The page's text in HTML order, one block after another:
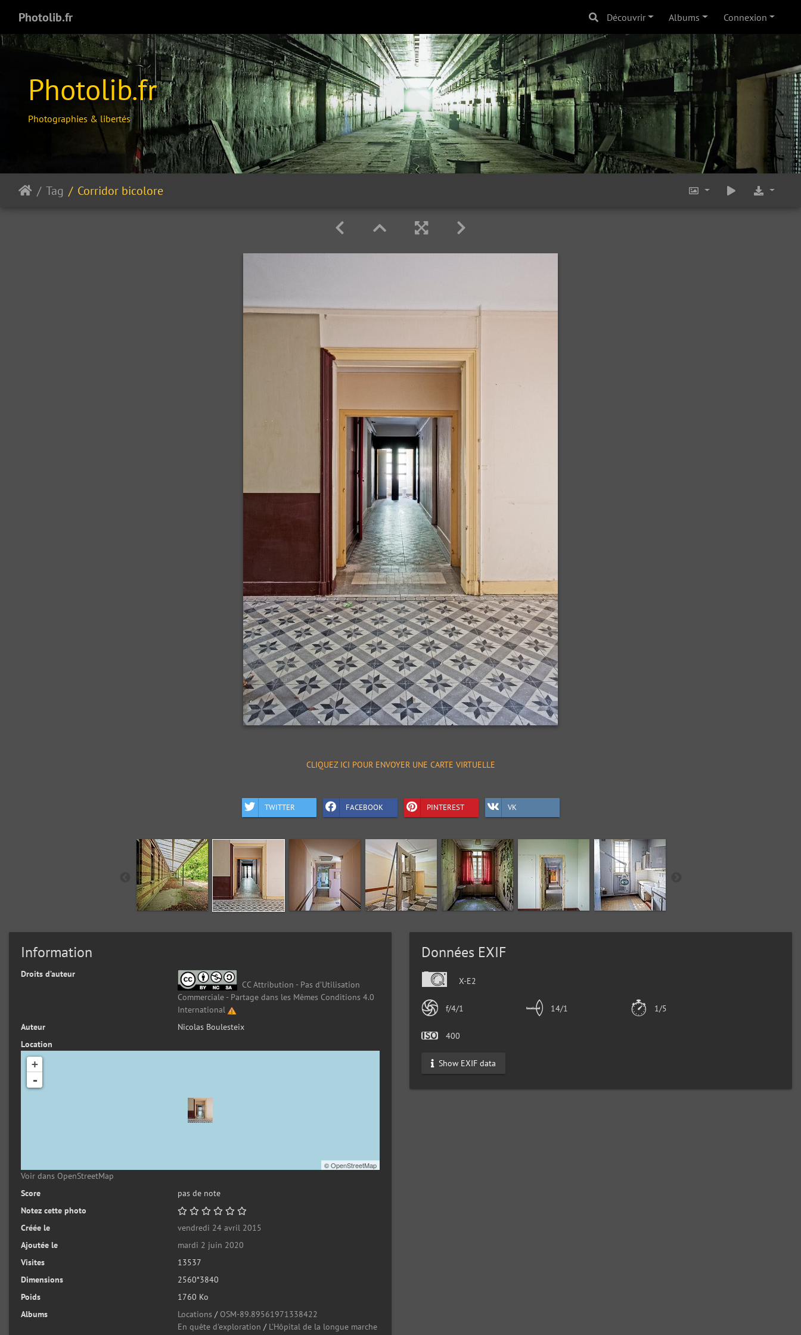
Photolib.fr Découvrir Albums Connexion
Photolib.fr
Photographies & libertés
Tag Corridor bicolore
CLIQUEZ ICI POUR ENVOYER UNE CARTE VIRTUELLE
TWITTER FACEBOOK PINTEREST VK
Information
Droits d’auteur
CC Attribution - Pas d’Utilisation
Commerciale - Partage dans les Mêmes Conditions 4.0
International
Auteur
Nicolas Boulesteix
Location
+
-
©OpenStreetMap
Voir dans OpenStreetMap
Score
pas de note
Notez cette photo
Créée le
vendredi 24 avril 2015
Ajoutée le
mardi 2 juin 2020
Visites
13537
Dimensions
2560*3840
Poids
1760 Ko
Albums
Locations / OSM-89.89561971338422
En quête d'exploration / L'Hôpital de la longue marche
Données EXIF
X-E2
f/4/1 14/1 1/5
400
Show EXIF data